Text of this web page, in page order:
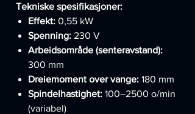
Tekniske spesifikasjoner:
Effekt: 0,55 kW
Spenning: 230 V
Arbeidsområde (senteravstand):
300 mm
Dreiemoment over vange: 180 mm
Spindelhastighet: 100–2500 o/min
(variabel)